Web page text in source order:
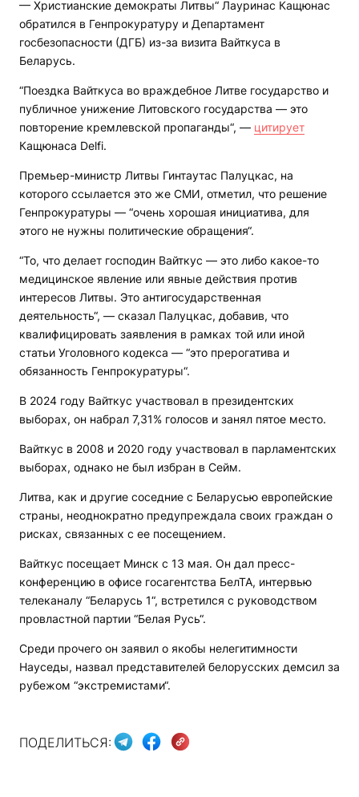
— Христианские демократы Литвы“ Лауринас Кащюнас
обратился в Генпрокуратуру и Департамент
госбезопасности (ДГБ) из-за визита Вайткуса в
Беларусь.
“Поездка Вайткуса во враждебное Литве государство и
публичное унижение Литовского государства — это
повторение кремлевской пропаганды“, — цитирует
Кащюнаса Delfi.
Премьер-министр Литвы Гинтаутас Палуцкас, на
которого ссылается это же СМИ, отметил, что решение
Генпрокуратуры — “очень хорошая инициатива, для
этого не нужны политические обращения“.
“То, что делает господин Вайткус — это либо какое-то
медицинское явление или явные действия против
интересов Литвы. Это антигосударственная
деятельность“, — сказал Палуцкас, добавив, что
квалифицировать заявления в рамках той или иной
статьи Уголовного кодекса — “это прерогатива и
обязанность Генпрокуратуры“.
В 2024 году Вайткус участвовал в президентских
выборах, он набрал 7,31% голосов и занял пятое место.
Вайткус в 2008 и 2020 году участвовал в парламентских
выборах, однако не был избран в Сейм.
Литва, как и другие соседние с Беларусью европейские
страны, неоднократно предупреждала своих граждан о
рисках, связанных с ее посещением.
Вайткус посещает Минск с 13 мая. Он дал пресс-
конференцию в офисе госагентства БелТА, интервью
телеканалу “Беларусь 1“, встретился с руководством
провластной партии “Белая Русь“.
Среди прочего он заявил о якобы нелегитимности
Науседы, назвал представителей белорусских демсил за
рубежом “экстремистами“.
ПОДЕЛИТЬСЯ: